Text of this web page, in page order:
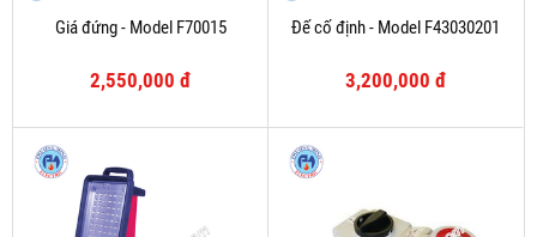
Giá đứng - Model F70015
2,550,000 đ
Đế cố định - Model F43030201
3,200,000 đ